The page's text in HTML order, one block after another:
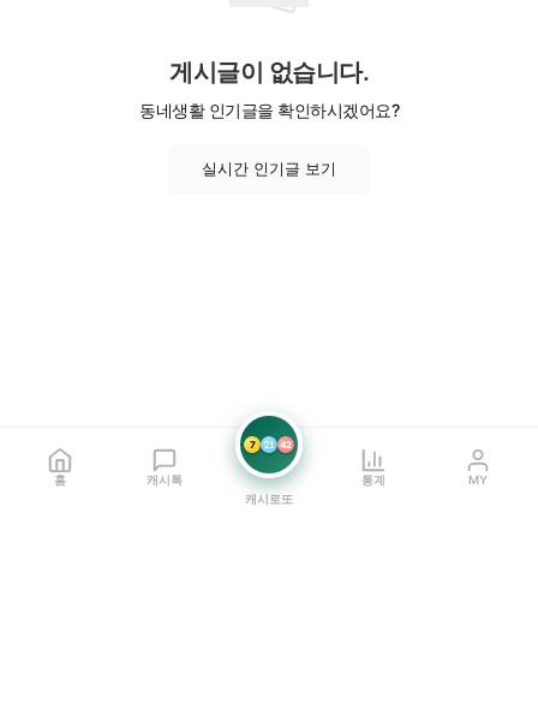
게시글이 없습니다.
동네생활 인기글을 확인하시겠어요?
실시간 인기글 보기
홈 캐시톡
7 21 42
캐시로또
통계 MY